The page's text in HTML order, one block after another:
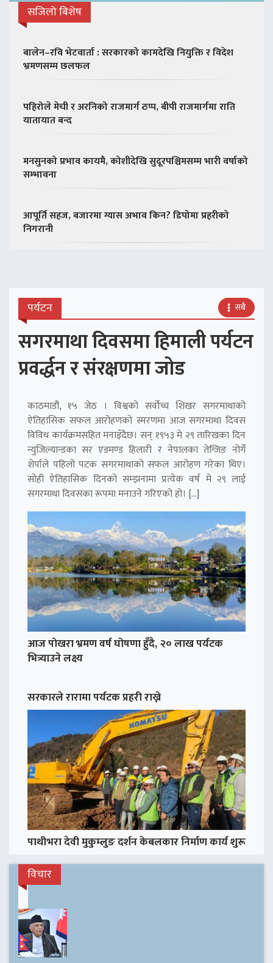
सजिलो बिशेष
बालेन–रवि भेटवार्ता : सरकारको कामदेखि नियुक्ति र विदेश
भ्रमणसम्म छलफल
पहिरोले मेची र अरनिको राजमार्ग ठप्प, बीपी राजमार्गमा राति
यातायात बन्द
मनसुनको प्रभाव कायमै, कोशीदेखि सुदूरपश्चिमसम्म भारी वर्षाको
सम्भावना
आपूर्ति सहज, बजारमा ग्यास अभाव किन? डिपोमा प्रहरीको
निगरानी
पर्यटन सबै
सगरमाथा दिवसमा हिमाली पर्यटन
प्रवर्द्धन र संरक्षणमा जोड
काठमाडौं, १५ जेठ । विश्वको सर्वोच्च शिखर सगरमाथाको
ऐतिहासिक सफल आरोहणको स्मरणमा आज सगरमाथा दिवस
विविध कार्यक्रमसहित मनाइँदैछ। सन् १९५३ मे २९ तारिखका दिन
न्युजिल्यान्डका सर एडमण्ड हिलारी र नेपालका तेन्जिङ नोर्गे
शेर्पाले पहिलो पटक सगरमाथाको सफल आरोहण गरेका थिए।
सोही ऐतिहासिक दिनको सम्झनामा प्रत्येक वर्ष मे २९ लाई
सगरमाथा दिवसका रूपमा मनाउने गरिएको हो। […]
आज पोखरा भ्रमण वर्ष घोषणा हुँदै, २० लाख पर्यटक
भित्र्याउने लक्ष्य
सरकारले रारामा पर्यटक प्रहरी राख्ने
पाथीभरा देवी मुकुम्लुङ दर्शन केबलकार निर्माण कार्य शुरू
विचार